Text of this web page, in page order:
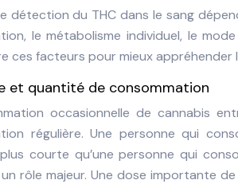
détection du THC dans le sang
le métabolisme individuel, le
ces facteurs pour mieux
et quantité de consommation
occasionnelle de cannabis
régulière. Une personne qui
courte qu’une personne qui
rôle majeur. Une dose importante